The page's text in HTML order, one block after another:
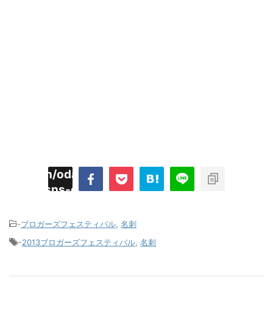
odaiji.com/public_html/blog/wp-
sns-count-cache/sns-count-
-ブロガーズフェスティバル 名刺
-2013ブロガーズフェスティバル 名刺